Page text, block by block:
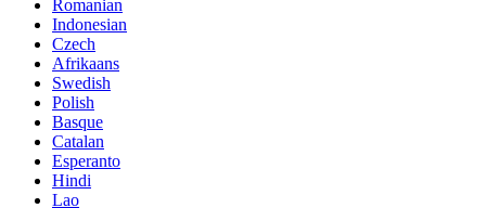
Romanian
Indonesian
Czech
Afrikaans
Swedish
Polish
Basque
Catalan
Esperanto
Hindi
Lao